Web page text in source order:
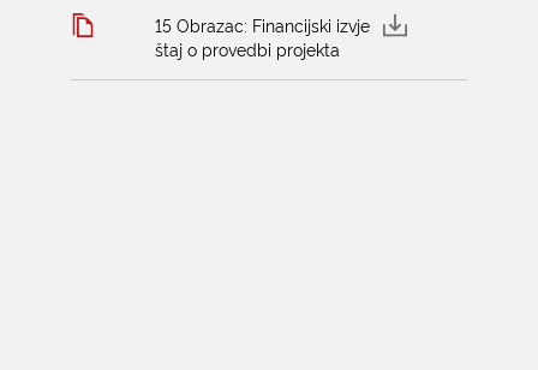
15 Obrazac: Financijski izvje
štaj o provedbi projekta